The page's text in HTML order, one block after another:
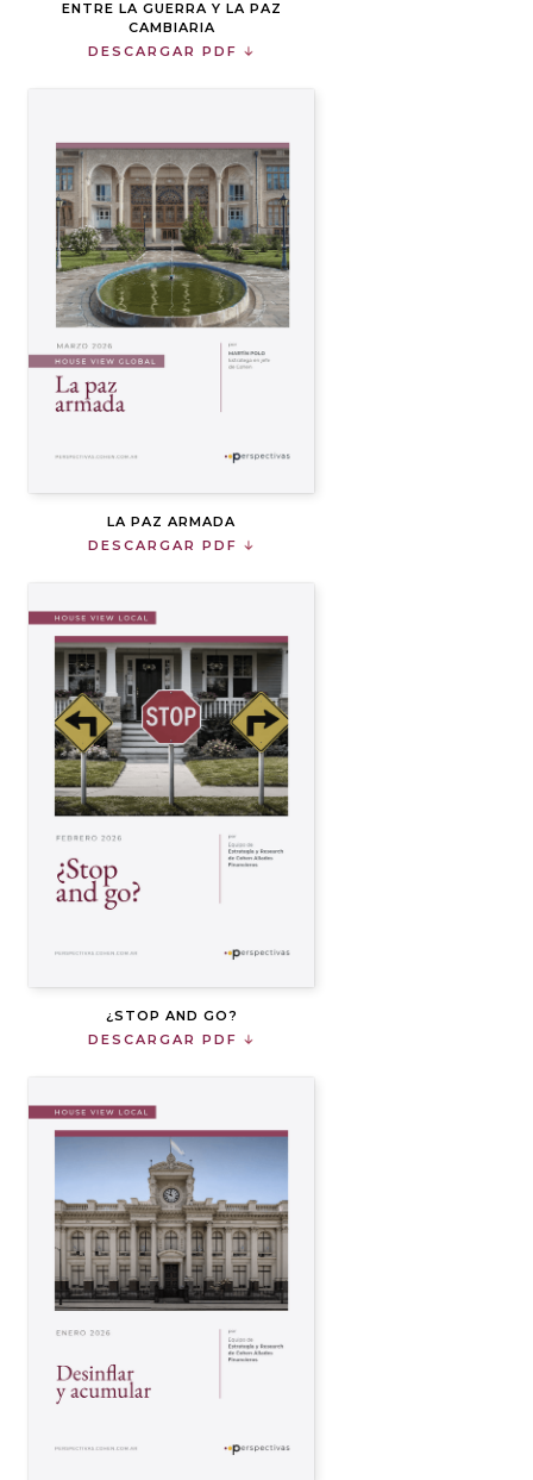
ENTRE LA GUERRA Y LA PAZ
CAMBIARIA
DESCARGAR PDF
LA PAZ ARMADA
DESCARGAR PDF
¿STOP AND GO?
DESCARGAR PDF